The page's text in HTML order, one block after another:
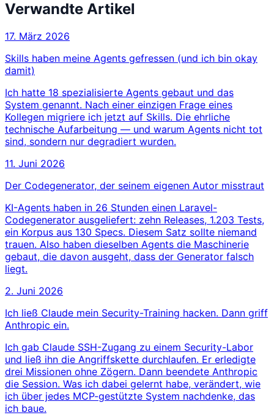
Verwandte Artikel
17. März 2026
Skills haben meine Agents gefressen (und ich bin okay
damit)
Ich hatte 18 spezialisierte Agents gebaut und das
System genannt. Nach einer einzigen Frage eines
Kollegen migriere ich jetzt auf Skills. Die ehrliche
technische Aufarbeitung — und warum Agents nicht tot
sind, sondern nur degradiert wurden.
11. Juni 2026
Der Codegenerator, der seinem eigenen Autor misstraut
KI-Agents haben in 26 Stunden einen Laravel-
Codegenerator ausgeliefert: zehn Releases, 1.203 Tests,
ein Korpus aus 130 Specs. Diesem Satz sollte niemand
trauen. Also haben dieselben Agents die Maschinerie
gebaut, die davon ausgeht, dass der Generator falsch
liegt.
2. Juni 2026
Ich ließ Claude mein Security-Training hacken. Dann griff
Anthropic ein.
Ich gab Claude SSH-Zugang zu einem Security-Labor
und ließ ihn die Angriffskette durchlaufen. Er erledigte
drei Missionen ohne Zögern. Dann beendete Anthropic
die Session. Was ich dabei gelernt habe, verändert, wie
ich über jedes MCP-gestützte System nachdenke, das
ich baue.